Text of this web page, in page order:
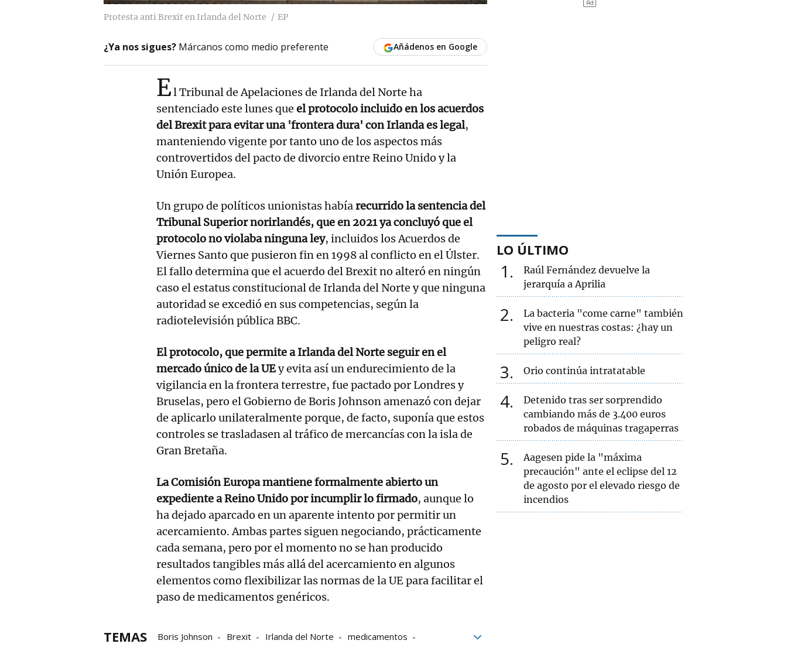
Protesta anti Brexit en Irlanda del Norte EP
¿Ya nos sigues? Márcanos como medio preferente Añádenos en Google
El Tribunal de Apelaciones de Irlanda del Norte ha
sentenciado este lunes que el protocolo incluido en los acuerdos
del Brexit para evitar una 'frontera dura' con Irlanda es legal,
manteniendo vigente por tanto uno de los aspectos más
controvertidos del pacto de divorcio entre Reino Unido y la
Unión Europea.
Un grupo de políticos unionistas habíarecurrido la sentencia del
Tribunal Superior norirlandés, que en 2021 ya concluyó que el
protocolo no violaba ninguna ley, incluidos los Acuerdos de
Viernes Santo que pusieron fin en 1998 al conflicto en el Úlster.
El fallo determina que el acuerdo del Brexit no alteró en ningún
caso el estatus constitucional de Irlanda del Norte y que ninguna
autoridad se excedió en sus competencias, según la
radiotelevisión pública BBC.
El protocolo, que permite a Irlanda del Norte seguir en el
mercado único de la UEy evita así un endurecimiento de la
vigilancia en la frontera terrestre, fue pactado por Londres y
Bruselas, pero el Gobierno de Boris Johnson amenazó con dejar
de aplicarlo unilateralmente porque, de facto, suponía que estos
controles se trasladasen al tráfico de mercancías con la isla de
Gran Bretaña.
La Comisión Europa mantiene formalmente abierto un
expediente a Reino Unido por incumplir lo firmado, aunque lo
ha dejado aparcado en un aparente intento por permitir un
acercamiento. Ambas partes siguen negociando, prácticamente
cada semana, pero por el momento no se han producido
resultados tangibles más allá del acercamiento en algunos
elementos como flexibilizar las normas de la UE para facilitar el
paso de medicamentos genéricos.
TEMAS Boris Johnson Brexit Irlanda del Norte
medicamentos
LO ÚLTIMO
1
Raúl Fernández devuelve la
jerarquía a Aprilia
2
La bacteria "come carne" también
vive en nuestras costas: ¿hay un
peligro real?
3 Orio continúa intratatable
4
Detenido tras ser sorprendido
cambiando más de 3.400 euros
robados de máquinas tragaperras
5
Aagesen pide la "máxima
precaución" ante el eclipse del 12
de agosto por el elevado riesgo de
incendios